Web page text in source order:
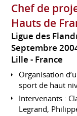
Chef de
Hauts de
Ligue des
Septembre
Lille
France
Organisation
sport de haut
Intervenants :
Legrand,